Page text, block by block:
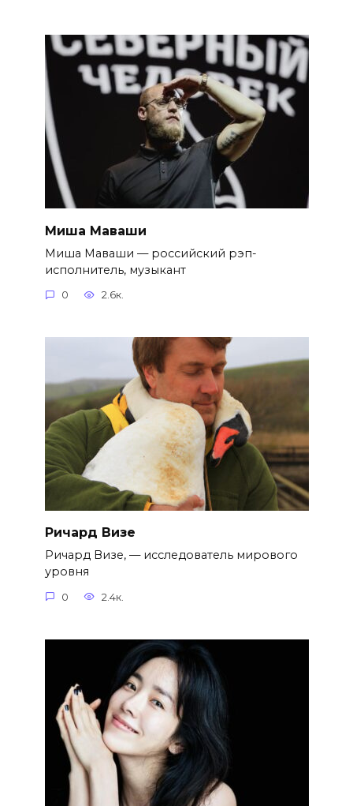
Миша Маваши
Миша Маваши — российский рэп-
исполнитель, музыкант
0 2.6к.
Ричард Визе
Ричард Визе, — исследователь мирового
уровня
0 2.4к.